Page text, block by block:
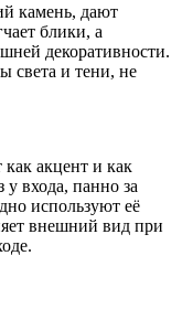
камень, дают
блики, а
декоративности.
света и тени, не
акцент и как
входа, панно за
используют её
внешний вид при